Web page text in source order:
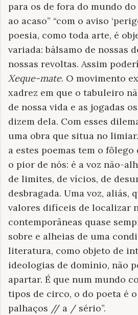
para os de fora do mundo do
ao acaso” “com o aviso
poesia, como toda arte, é
variada: bálsamo de nossas
nossas revoltas. Assim
Xeque-mate. O movimento
xadrez em que o tabuleiro
de nossa vida e as jogadas
dizem dela. Com esses
uma obra que situa no
a estes poemas tem o
o pior de nós: é a voz não-
de limites, de vícios, de
desbragada. Uma voz, aliás,
valores difíceis de localizar
contemporâneas quase
sobre e alheias de uma
literatura, como objeto de
ideologias de domínio, não
apartar. É que num mundo
tipos de circo, o do poeta é
palhaços // a / sério”.